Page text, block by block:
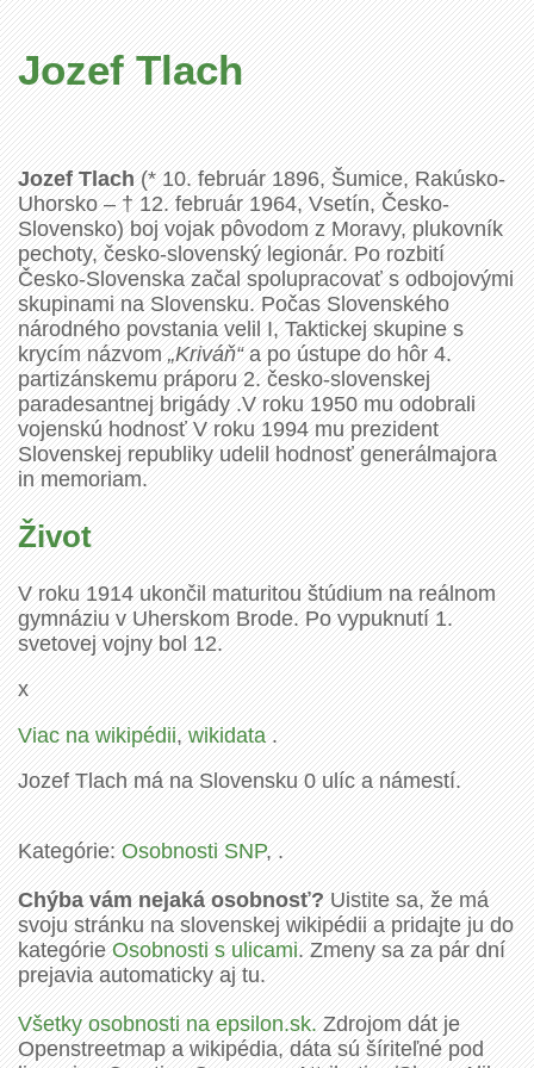
Jozef Tlach
Jozef Tlach(* 10. február 1896, Šumice, Rakúsko-
Uhorsko – † 12. február 1964, Vsetín, Česko-
Slovensko) boj vojak pôvodom z Moravy, plukovník
pechoty, česko-slovenský legionár. Po rozbití
Česko-Slovenska začal spolupracovať s odbojovými
skupinami na Slovensku. Počas Slovenského
národného povstania velil I, Taktickej skupine s
krycím názvom„Kriváň“a po ústupe do hôr 4.
partizánskemu práporu 2. česko-slovenskej
paradesantnej brigády .V roku 1950 mu odobrali
vojenskú hodnosť V roku 1994 mu prezident
Slovenskej republiky udelil hodnosť generálmajora
in memoriam.
Život
V roku 1914 ukončil maturitou štúdium na reálnom
gymnáziu v Uherskom Brode. Po vypuknutí 1.
svetovej vojny bol 12.
x
Viac na wikipédii,wikidata.
Jozef Tlach má na Slovensku 0 ulíc a námestí.
Kategórie:Osobnosti SNP, .
Chýba vám nejaká osobnosť?Uistite sa, že má
svoju stránku na slovenskej wikipédii a pridajte ju do
kategórieOsobnosti s ulicami. Zmeny sa za pár dní
prejavia automaticky aj tu.
Všetky osobnosti na epsilon.sk.Zdrojom dát je
Openstreetmap a wikipédia, dáta sú šíriteľné pod